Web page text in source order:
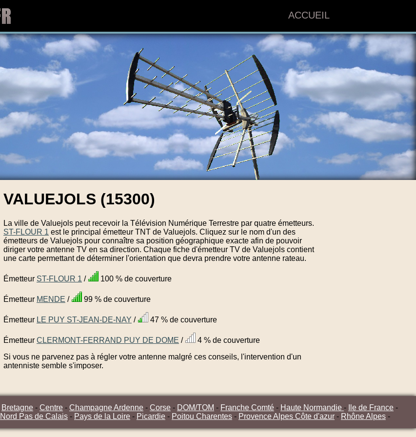
ACCUEIL
VALUEJOLS (15300)
La ville de Valuejols peut recevoir la Télévision Numérique Terrestre par quatre émetteurs.
ST-FLOUR 1 est le principal émetteur TNT de Valuejols. Cliquez sur le nom d'un des
émetteurs de Valuejols pour connaître sa position géographique exacte afin de pouvoir
diriger votre antenne TV en sa direction. Chaque fiche d'émetteur TV de Valuejols contient
une carte permettant de déterminer l'orientation que devra prendre votre antenne rateau.
Émetteur ST-FLOUR 1 / 100 % de couverture
Émetteur MENDE / 99 % de couverture
Émetteur LE PUY ST-JEAN-DE-NAY / 47 % de couverture
Émetteur CLERMONT-FERRAND PUY DE DOME /
4 % de couverture
Si vous ne parvenez pas à régler votre antenne malgré ces conseils, l'intervention d'un
antenniste semble s'imposer.
Bretagne - Centre - Champagne Ardenne - Corse - DOM/TOM - Franche Comté - Haute Normandie - Ile de France -
Nord Pas de Calais - Pays de la Loire - Picardie - Poitou Charentes - Provence Alpes Côte d'azur - Rhône Alpes -